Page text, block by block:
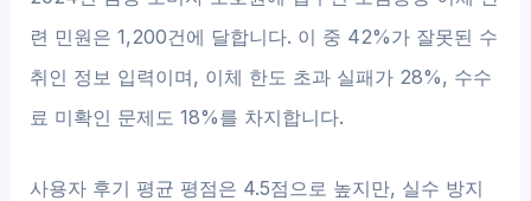
련 민원은 1,200건에 달합니다. 이 중 42%가 잘못된 수
취인 정보 입력이며, 이체 한도 초과 실패가 28%, 수수
료 미확인 문제도 18%를 차지합니다.
사용자 후기 평균 평점은 4.5점으로 높지만, 실수 방지